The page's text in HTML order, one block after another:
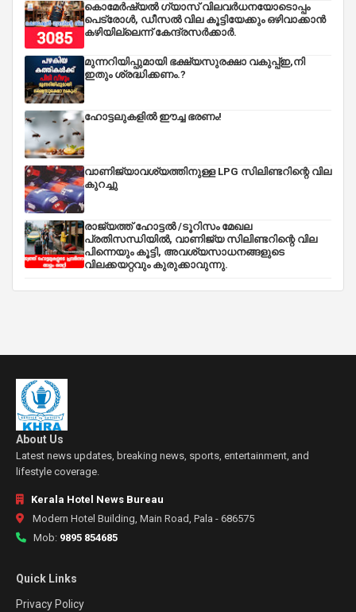
കൊമേർഷ്യൽ ഗ്യാസ് വിലവർധനയോടൊപ്പം
പെട്രോൾ, ഡീസല്‍ വില കൂട്ടിയേക്കും ഒഴിവാക്കാന്‍
കഴിയില്ലെന്ന് കേന്ദ്രസര്‍ക്കാര്‍.
മുന്നറിയിപ്പുമായി ഭക്ഷ്യസുരക്ഷാ വകുപ്പ്ഇ,നി
ഇതും ശ്രദ്ധിക്കണം.?
ഹോട്ടലുകളിൽ ഈച്ച ഭരണം!
വാണിജ്യാവശ്യത്തിനുള്ള LPG സിലിണ്ടറിന്റെ വില
കുറച്ചു
രാജ്യത്ത് ഹോട്ടൽ /ടൂറിസം മേഖല
പ്രതിസന്ധിയിൽ, വാണിജ്യ സിലിണ്ടറിന്റെ വില
പിന്നെയും കൂട്ടി, അവശ്യസാധനങ്ങളുടെ
വിലക്കയറ്റവും കുരുക്കാവുന്നു.
About Us
Latest news updates, breaking news, sports, entertainment, and
lifestyle coverage.
Kerala Hotel News Bureau
Modern Hotel Building, Main Road, Pala - 686575
Mob: 9895 854685
Quick Links
Privacy Policy